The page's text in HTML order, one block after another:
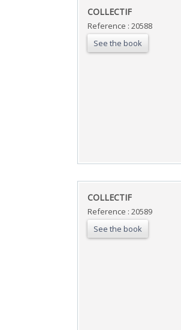
‎COLLECTIF‎
Reference : 20588
See the book
‎COLLECTIF‎
Reference : 20589
See the book